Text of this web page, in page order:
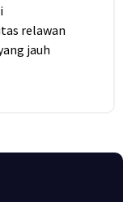
relawan
jauh